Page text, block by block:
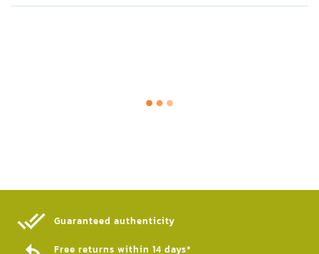
Guaranteed authenticity​
Free returns within 14 days*